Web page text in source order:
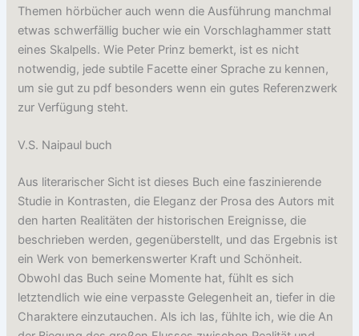
Themen hörbücher auch wenn die Ausführung manchmal
etwas schwerfällig bucher wie ein Vorschlaghammer statt
eines Skalpells. Wie Peter Prinz bemerkt, ist es nicht
notwendig, jede subtile Facette einer Sprache zu kennen,
um sie gut zu pdf besonders wenn ein gutes Referenzwerk
zur Verfügung steht.
V.S. Naipaul buch
Aus literarischer Sicht ist dieses Buch eine faszinierende
Studie in Kontrasten, die Eleganz der Prosa des Autors mit
den harten Realitäten der historischen Ereignisse, die
beschrieben werden, gegenüberstellt, und das Ergebnis ist
ein Werk von bemerkenswerter Kraft und Schönheit.
Obwohl das Buch seine Momente hat, fühlt es sich
letztendlich wie eine verpasste Gelegenheit an, tiefer in die
Charaktere einzutauchen. Als ich las, fühlte ich, wie die An